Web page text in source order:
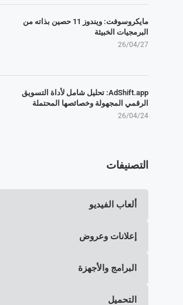
مايكروسوفت: ويندوز 11 حصين بذاته من
البرمجيات الخبيثة
26/04/27
AdShift.app: تحليل شامل لأداة التسويق
الرقمي المجهولة وخصائصها المحتملة
26/04/24
التصنيفات
ألعاب الفيديو
إعلانات وعروض
البرامج والأجهزة
التحميل